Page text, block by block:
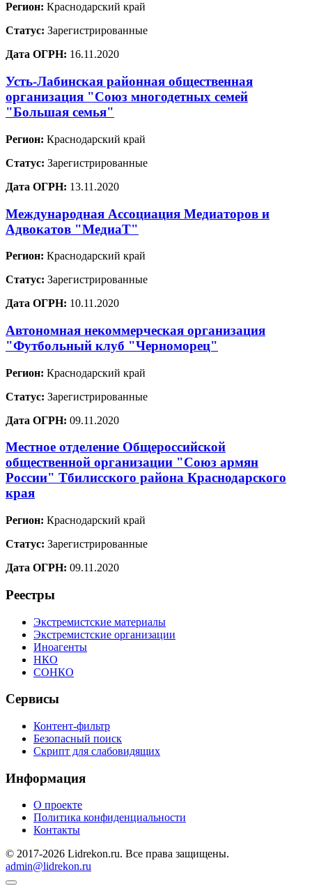
Регион: Краснодарский край
Статус: Зарегистрированные
Дата ОГРН: 16.11.2020
Усть-Лабинская районная общественная
организация "Союз многодетных семей
"Большая семья"
Регион: Краснодарский край
Статус: Зарегистрированные
Дата ОГРН: 13.11.2020
Международная Ассоциация Медиаторов и
Адвокатов "МедиаТ"
Регион: Краснодарский край
Статус: Зарегистрированные
Дата ОГРН: 10.11.2020
Автономная некоммерческая организация
"Футбольный клуб "Черноморец"
Регион: Краснодарский край
Статус: Зарегистрированные
Дата ОГРН: 09.11.2020
Местное отделение Общероссийской
общественной организации "Союз армян
России" Тбилисского района Краснодарского
края
Регион: Краснодарский край
Статус: Зарегистрированные
Дата ОГРН: 09.11.2020
Реестры
Экстремистские материалы
Экстремистские организации
Иноагенты
НКО
СОНКО
Сервисы
Контент-фильтр
Безопасный поиск
Скрипт для слабовидящих
Информация
О проекте
Политика конфиденциальности
Контакты
© 2017-2026 Lidrekon.ru. Все права защищены.
admin@lidrekon.ru